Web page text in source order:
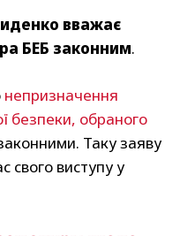
вважає
БЕБ законним.
непризначення
безпеки, обраного
Таку заяву
свого виступу у